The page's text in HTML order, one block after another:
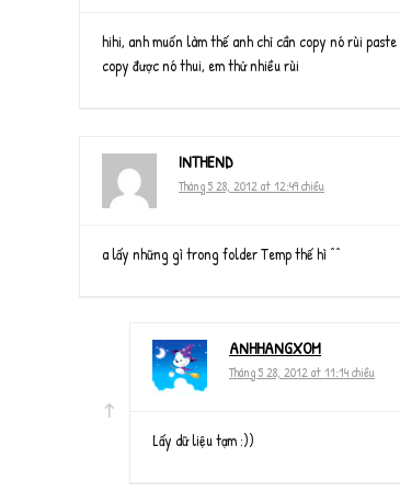
hihi, anh muốn làm thế anh chỉ cần copy nó rùi
copy được nó thui, em thử nhiều rùi
INTHEND
Tháng 5 28, 2012 at 12:49 chiều
a lấy những gì trong folder Temp thế hì ^^
ANHHANGXOM
Tháng 5 28, 2012 at 11:14 chiều
Lấy dữ liệu tạm :))